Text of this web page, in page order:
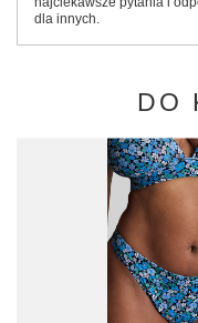
dla innych.
DO